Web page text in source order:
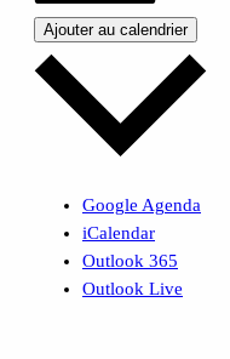
Ajouter au calendrier
Google Agenda
iCalendar
Outlook 365
Outlook Live